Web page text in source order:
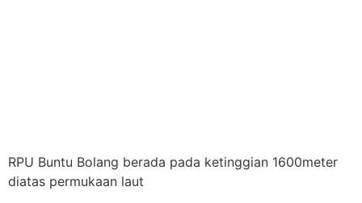
RPU Buntu Bolang berada pada ketinggian 1600meter
diatas permukaan laut